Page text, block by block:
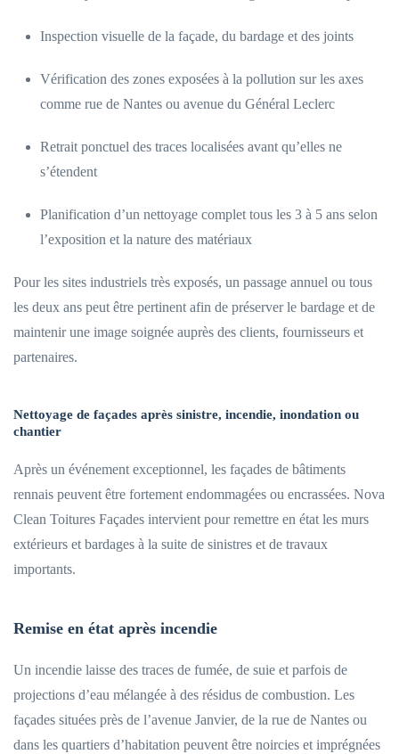
Inspection visuelle de la façade, du bardage et des joints
Vérification des zones exposées à la pollution sur les axes
comme rue de Nantes ou avenue du Général Leclerc
Retrait ponctuel des traces localisées avant qu’elles ne
s’étendent
Planification d’un nettoyage complet tous les 3 à 5 ans selon
l’exposition et la nature des matériaux
Pour les sites industriels très exposés, un passage annuel ou tous
les deux ans peut être pertinent afin de préserver le bardage et de
maintenir une image soignée auprès des clients, fournisseurs et
partenaires.
Nettoyage de façades après sinistre, incendie, inondation ou
chantier
Après un événement exceptionnel, les façades de bâtiments
rennais peuvent être fortement endommagées ou encrassées. Nova
Clean Toitures Façades intervient pour remettre en état les murs
extérieurs et bardages à la suite de sinistres et de travaux
importants.
Remise en état après incendie
Un incendie laisse des traces de fumée, de suie et parfois de
projections d’eau mélangée à des résidus de combustion. Les
façades situées près de l’avenue Janvier, de la rue de Nantes ou
dans les quartiers d’habitation peuvent être noircies et imprégnées